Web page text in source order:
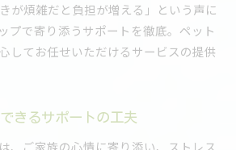
が煩雑だと負担が増える」という声に
プで寄り添うサポートを徹底。ペット
してお任せいただけるサービスの提供
きるサポートの工夫
、ご家族の心情に寄り添い、ストレス